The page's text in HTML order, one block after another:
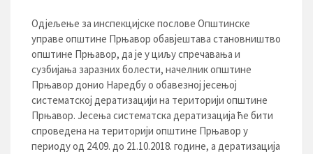
Одјељење за инспекцијске послове Општинске
управе општине Прњавор обавјештава становништво
општине Прњавор, да је у циљу спречавања и
сузбијања заразних болести, начелник општине
Прњавор донио Наредбу о обавезној јесењој
систематској дератизацији на територији општине
Прњавор. Јесења систематска дератизација ће бити
спроведена на територији општине Прњавор у
периоду од 24.09. до 21.10.2018. године, а дератизација